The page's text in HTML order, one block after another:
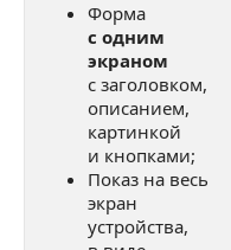
Примеры готовых
Форма на полный
Снекбар с
Модальное окно
Форма
с одним
экраном
с заголовком,
описанием,
картинкой
и кнопками;
Показ на весь
экран
устройства,